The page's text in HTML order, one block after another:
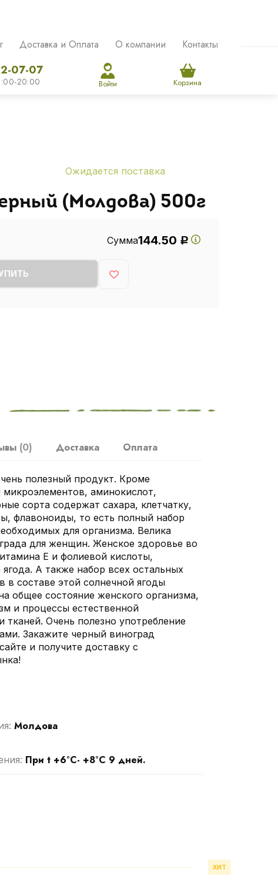
Доставка и Оплата О компании Контакты
07-07
20:00 Войти Корзина
Ожидается поставка
(Молдова) 500г
Сумма144.50 Р
(0) Доставка Оплата
полезный продукт. Кроме
аминокислот,
сорта содержат сахара, клетчатку,
флавоноиды, то есть полный набор
для организма. Велика
для женщин. Женское здоровье во
Е и фолиевой кислоты,
А также набор всех остальных
в составе этой солнечной ягоды
общее состояние женского организма,
и процессы естественной
тканей. Очень полезно употребление
Закажите черный виноград
и получите доставку с
Молдова
При t +6°С- +8°С 9 дней.
ХИТ